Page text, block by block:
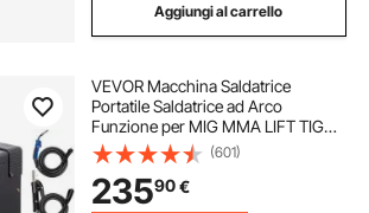
Aggiungi al carrello
VEVOR Macchina Saldatrice
Portatile Saldatrice ad Arco
Funzione per MIG MMA LIFT TIG
Corrente tra 50-250 A, Saldatrice
Portatile Spessore del Filo,
Saldatrice ad Arco Portatile 8,4kg
(601)
23590€